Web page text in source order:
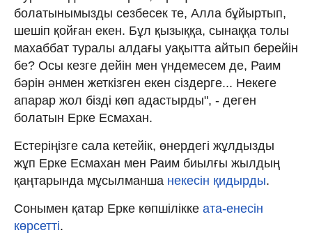
болатынымызды сезбесек те, Алла бұйыртып,
шешіп қойған екен. Бұл қызыққа, сынаққа толы
махаббат туралы алдағы уақытта айтып берейін
бе? Осы кезге дейін мен үндемесем де, Раим
бәрін әнмен жеткізген екен сіздерге... Некеге
апарар жол бізді көп адастырды", - деген
болатын Ерке Есмахан.
Естеріңізге сала кетейік, өнердегі жұлдызды
жұп Ерке Есмахан мен Раим биылғы жылдың
қаңтарында мұсылманша некесін қидырды.
Сонымен қатар Ерке көпшілікке ата-енесін
көрсетті.